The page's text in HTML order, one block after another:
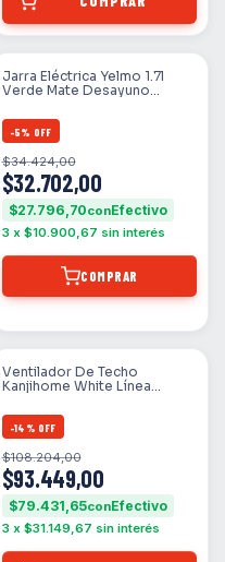
Jarra Eléctrica Yelmo 1.7l
Verde Mate Desayuno
-5% OFF
$32.702,00
$34.424,00
$27.796,70con
3 x $10.900,67 sin interés
COMPRAR
Ventilador De Techo
Kanjihome White Línea
Transparentes 4
-14 % OFF
$93.449,00
$108.204,00
$79.431,65con
3 x $31.149,67 sin interés